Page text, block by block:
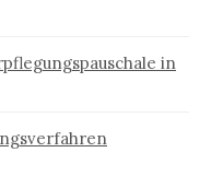
in